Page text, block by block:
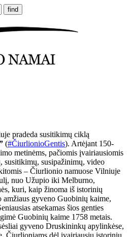
pradeda susitikimų ciklą
(#ČiurlionioGentis). Artėjant 150-
metinėms, pačiomis įvairiausiomis
susitikimų, susipažinimų, video
– Čiurlionio namuose Vilniuje
nuo Užupio iki Melburno,
kuri, kaip žinoma iš istorinių
gyveno Guobinių kaime,
atsekamas šios genties
Guobinių kaime 1758 metais.
gyveno Druskininkų apylinkėse,
Čiurlioniams dėl įvairiausių istorinių